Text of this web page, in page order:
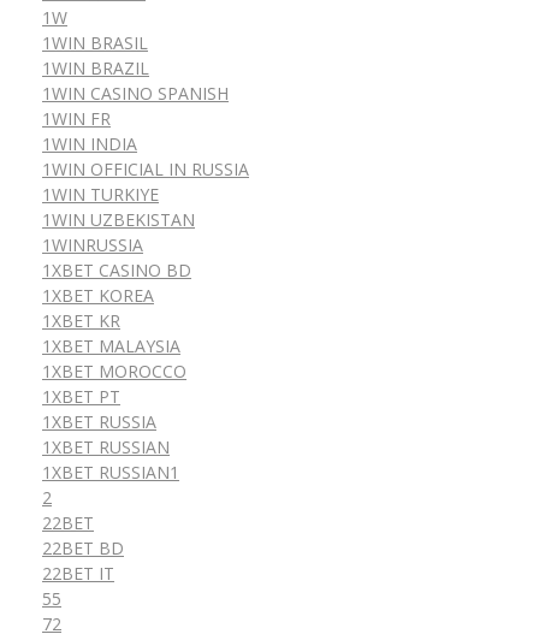
1W
1WIN BRASIL
1WIN BRAZIL
1WIN CASINO SPANISH
1WIN FR
1WIN INDIA
1WIN OFFICIAL IN RUSSIA
1WIN TURKIYE
1WIN UZBEKISTAN
1WINRUSSIA
1XBET CASINO BD
1XBET KOREA
1XBET KR
1XBET MALAYSIA
1XBET MOROCCO
1XBET PT
1XBET RUSSIA
1XBET RUSSIAN
1XBET RUSSIAN1
2
22BET
22BET BD
22BET IT
55
72